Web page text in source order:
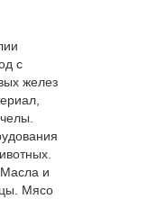
с
желез
и
Мясо